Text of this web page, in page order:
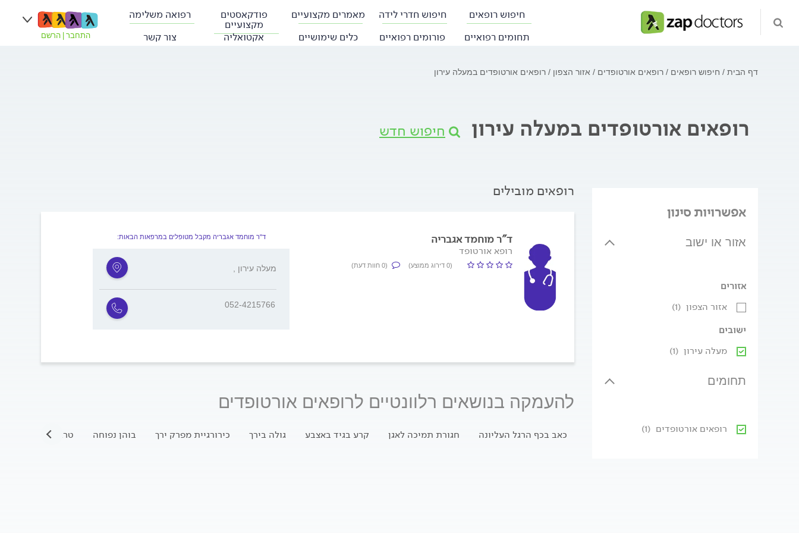
חיפוש רופאים חיפוש חדרי לידה מאמרים מקצועיים פודקאסטים
מקצועיים
רפואה משלימה
תחומים רפואיים
פורומים רפואיים כלים שימושיים אקטואליה צור קשר התחבר הרשם
דף הבית חיפוש רופאים רופאים אורטופדים אזור הצפון רופאים אורטופדים במעלה עירון
רופאים אורטופדים במעלה עירון חיפוש חדש
אפשרויות סינון
אזור או ישוב
אזורים
אזור הצפון (1)
ישובים
מעלה עירון (1)
תחומים
רופאים אורטופדים (1)
רופאים מובילים
ד"ר מוחמד אגבריה
רופא אורטופד
(0 דירוג ממוצע) (0 חוות דעת)
ד"ר מוחמד אגבריה מקבל מטופלים במרפאות הבאות:
, מעלה עירון
052-4215766
להעמקה בנושאים רלוונטיים לרופאים אורטופדים
כאב בכף הרגל העליונה חגורת תמיכה לאגן קרע בגיד באצבע גולה בירך כירורגיית מפרק ירך בוהן נפוחה טראומה במפרק